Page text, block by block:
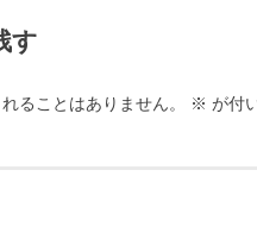
す
ることはありません。 ※ が付